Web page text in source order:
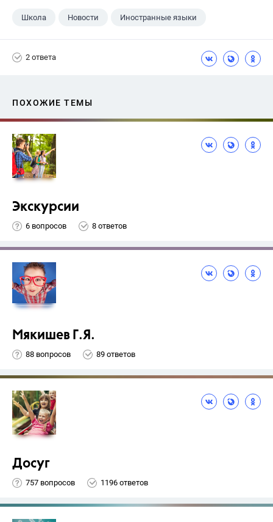
Школа Новости Иностранные языки
2 ответа
ПОХОЖИЕ ТЕМЫ
Экскурсии
6 вопросов 8 ответов
Мякишев Г.Я.
88 вопросов 89 ответов
Досуг
757 вопросов 1196 ответов